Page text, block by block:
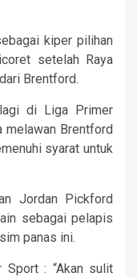
kiper pilihan
setelah Raya
Brentford.
di Liga Primer
melawan Brentford
syarat untuk
Jordan Pickford
sebagai pelapis
panas ini.
Sport : “Akan sulit